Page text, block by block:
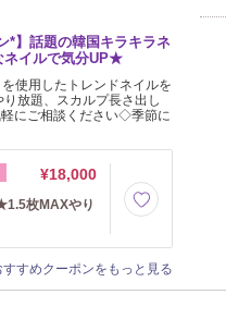
*】話題の韓国キラキラネ
ネイルで気分UP★
使用したトレンドネイルを
放題、スカルプ長さ出し
にご相談ください◇季節に
¥18,000
枚MAXやり
すすめクーポンをもっと見る